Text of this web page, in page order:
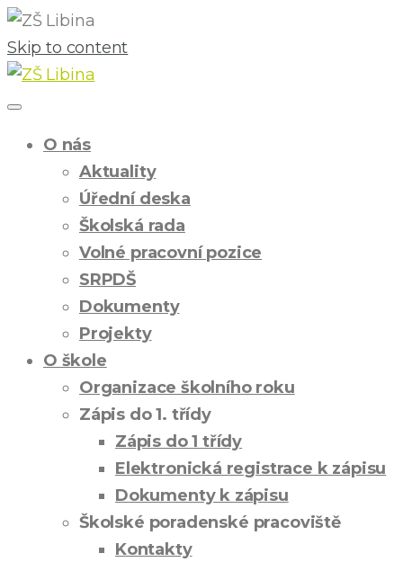
Skip to content
O nás
Aktuality
Úřední deska
Školská rada
Volné pracovní pozice
SRPDŠ
Dokumenty
Projekty
O škole
Organizace školního roku
Zápis do 1. třídy
Zápis do 1 třídy
Elektronická registrace k zápisu
Dokumenty k zápisu
Školské poradenské pracoviště
Kontakty